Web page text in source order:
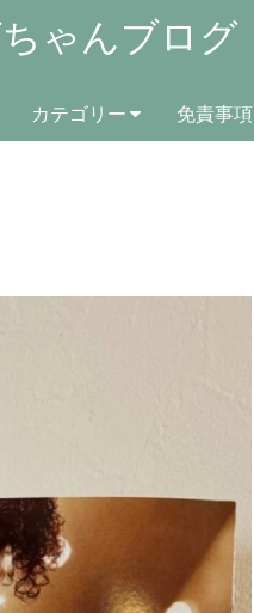
ゃんブログ
カテゴリー 免責事項